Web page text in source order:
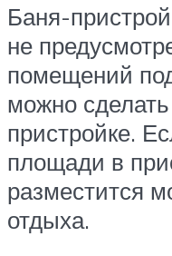
Баня-
не
помещений
можно
пристройке.
площади в
разместится
отдыха.